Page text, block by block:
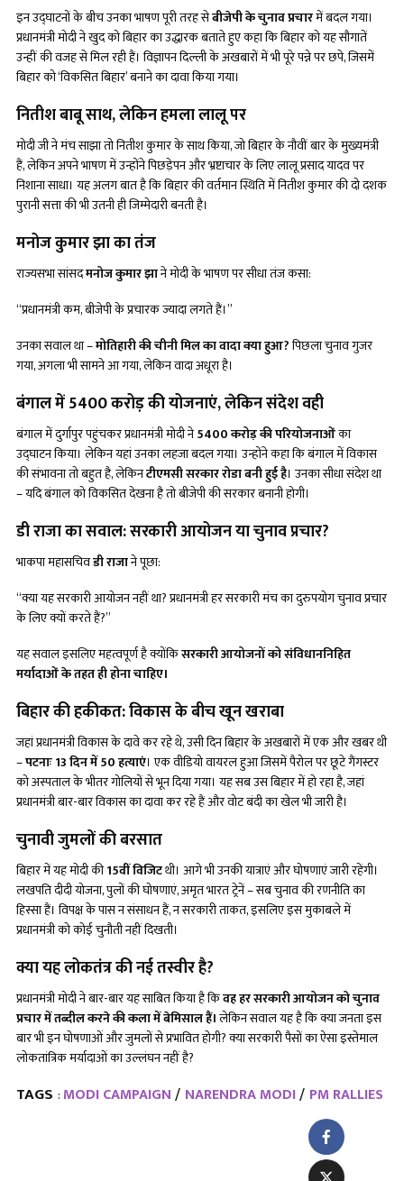
इन उद्घाटनों के बीच उनका भाषण पूरी तरह सेबीजेपी के चुनाव प्रचारमें बदल गया।
प्रधानमंत्री मोदी ने खुद को बिहार का उद्धारक बताते हुए कहा कि बिहार को यह सौगातें
उन्हीं की वजह से मिल रही हैं। विज्ञापन दिल्ली के अखबारों में भी पूरे पन्ने पर छपे, जिसमें
बिहार को ‘विकसित बिहार’ बनाने का दावा किया गया।
नितीश बाबू साथ, लेकिन हमला लालू पर
मोदी जी ने मंच साझा तो नितीश कुमार के साथ किया, जो बिहार के नौवीं बार के मुख्यमंत्री
हैं, लेकिन अपने भाषण में उन्होंने पिछड़ेपन और भ्रष्टाचार के लिए लालू प्रसाद यादव पर
निशाना साधा। यह अलग बात है कि बिहार की वर्तमान स्थिति में नितीश कुमार की दो दशक
पुरानी सत्ता की भी उतनी ही जिम्मेदारी बनती है।
मनोज कुमार झा का तंज
राज्यसभा सांसदमनोज कुमार झाने मोदी के भाषण पर सीधा तंज कसा:
“प्रधानमंत्री कम, बीजेपी के प्रचारक ज्यादा लगते हैं।”
उनका सवाल था –मोतिहारी की चीनी मिल का वादा क्या हुआ?पिछला चुनाव गुजर
गया, अगला भी सामने आ गया, लेकिन वादा अधूरा है।
बंगाल में5400 करोड़ की योजनाएं, लेकिन संदेश वही
बंगाल में दुर्गापुर पहुंचकर प्रधानमंत्री मोदी ने5400 करोड़ की परियोजनाओंका
उद्घाटन किया। लेकिन यहां उनका लहजा बदल गया। उन्होंने कहा कि बंगाल में विकास
की संभावना तो बहुत है, लेकिनटीएमसी सरकार रोडा बनी हुई है। उनका सीधा संदेश था
– यदि बंगाल को विकसित देखना है तो बीजेपी की सरकार बनानी होगी।
डी राजा का सवाल: सरकारी आयोजन या चुनाव प्रचार?
भाकपा महासचिवडी राजाने पूछा:
“क्या यह सरकारी आयोजन नहीं था? प्रधानमंत्री हर सरकारी मंच का दुरुपयोग चुनाव प्रचार
के लिए क्यों करते हैं?”
यह सवाल इसलिए महत्वपूर्ण है क्योंकिसरकारी आयोजनों को संविधाननिहित
मर्यादाओं के तहत ही होना चाहिए।
बिहार की हकीकत: विकास के बीच खून खराबा
जहां प्रधानमंत्री विकास के दावे कर रहे थे, उसी दिन बिहार के अखबारों में एक और खबर थी
–पटनाः13 दिन में 50 हत्याएं। एक वीडियो वायरल हुआ जिसमें पैरोल पर छूटे गैंगस्टर
को अस्पताल के भीतर गोलियों से भून दिया गया। यह सब उस बिहार में हो रहा है, जहां
प्रधानमंत्री बार-बार विकास का दावा कर रहे हैं और वोट बंदी का खेल भी जारी है।
चुनावी जुमलों की बरसात
बिहार में यह मोदी की15वीं विजिटथी। आगे भी उनकी यात्राएं और घोषणाएं जारी रहेंगी।
लखपति दीदी योजना, पुलों की घोषणाएं, अमृत भारत ट्रेनें – सब चुनाव की रणनीति का
हिस्सा हैं। विपक्ष के पास न संसाधन हैं, न सरकारी ताकत, इसलिए इस मुकाबले में
प्रधानमंत्री को कोई चुनौती नहीं दिखती।
क्या यह लोकतंत्र की नई तस्वीर है?
प्रधानमंत्री मोदी ने बार-बार यह साबित किया है किवह हर सरकारी आयोजन को चुनाव
प्रचार में तब्दील करने की कला में बेमिसाल हैं।लेकिन सवाल यह है कि क्या जनता इस
बार भी इन घोषणाओं और जुमलों से प्रभावित होगी? क्या सरकारी पैसों का ऐसा इस्तेमाल
लोकतांत्रिक मर्यादाओं का उल्लंघन नहीं है?
TAGS :MODI CAMPAIGN NARENDRA MODI PM RALLIES